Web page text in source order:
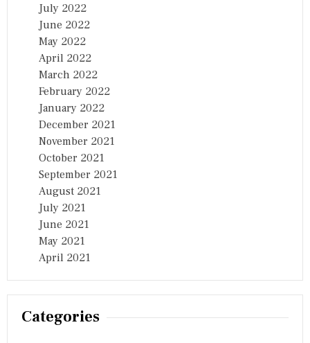
July 2022
June 2022
May 2022
April 2022
March 2022
February 2022
January 2022
December 2021
November 2021
October 2021
September 2021
August 2021
July 2021
June 2021
May 2021
April 2021
Categories